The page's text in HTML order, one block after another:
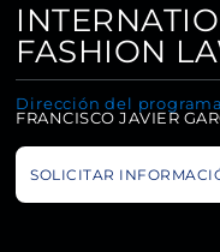
FASHION
Dirección del
FRANCISCO JAVIER
SOLICITAR